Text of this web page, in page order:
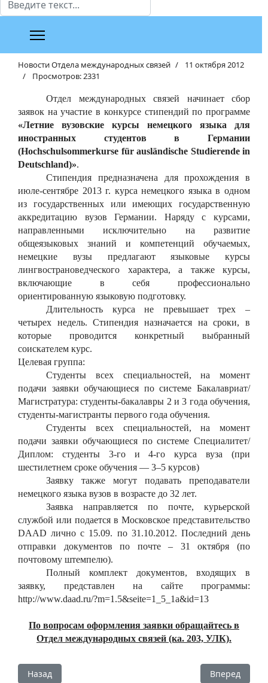
Новости Отдела международных связей
11 октября 2012
Просмотров: 2331
Отдел международных связей начинает сбор
заявок на участие в конкурсе стипендий по программе
«Летние вузовские курсы немецкого языка для
иностранных студентов в Германии
(Hochschulsommerkurse für ausländische Studierende in
Deutschland)».
Стипендия предназначена для прохождения в
июле-сентябре 2013 г. курса немецкого языка в одном
из государственных или имеющих государственную
аккредитацию вузов Германии. Наряду с курсами,
направленными исключительно на развитие
общеязыковых знаний и компетенций обучаемых,
немецкие вузы предлагают языковые курсы
лингвострановедческого характера, а также курсы,
включающие в себя профессионально
ориентированную языковую подготовку.
Длительность курса не превышает трех –
четырех недель. Стипендия назначается на сроки, в
которые проводится конкретный выбранный
соискателем курс.
Целевая группа:
Студенты всех специальностей, на момент
подачи заявки обучающиеся по системе Бакалавриат/
Магистратура: студенты-бакалавры 2 и 3 года обучения,
студенты-магистранты первого года обучения.
Студенты всех специальностей, на момент
подачи заявки обучающиеся по системе Специалитет/
Диплом:
студенты 3‑го и 4‑го курса вуза (при
шестилетнем сроке обучения — 3–5 курсов)
Заявку также могут подавать преподаватели
немецкого языка вузов в возрасте до 32 лет.
Заявка направляется по почте, курьерской
службой или подается в Московское представительство
DAAD лично с 15.09. по 31.10.2012. Последний день
отправки документов по почте – 31 октября (по
почтовому штемпелю).
Полный комплект документов, входящих в
заявку, представлен на сайте программы:
http://www.daad.ru/?m=1.5&seite=1_5_1a&id=13
По вопросам оформления заявки обращайтесь в
Отдел международных связей (ка. 203, УЛК).
Предыдущий: Ежегодный англоязычный конкурс
Назад Следующий:
Вперед